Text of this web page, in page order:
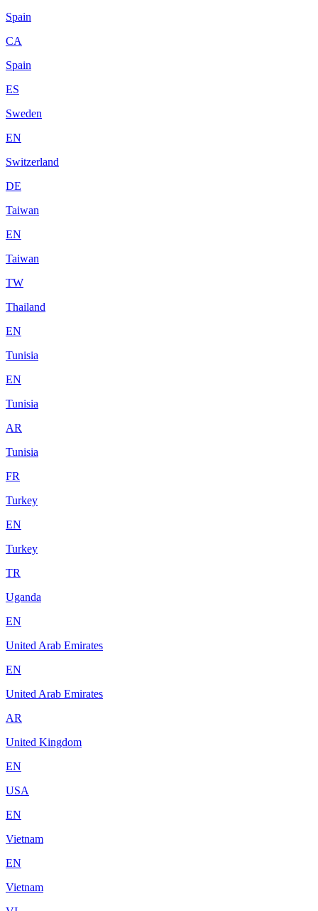
Spain
CA
Spain
ES
Sweden
EN
Switzerland
DE
Taiwan
EN
Taiwan
TW
Thailand
EN
Tunisia
EN
Tunisia
AR
Tunisia
FR
Turkey
EN
Turkey
TR
Uganda
EN
United Arab Emirates
EN
United Arab Emirates
AR
United Kingdom
EN
USA
EN
Vietnam
EN
Vietnam